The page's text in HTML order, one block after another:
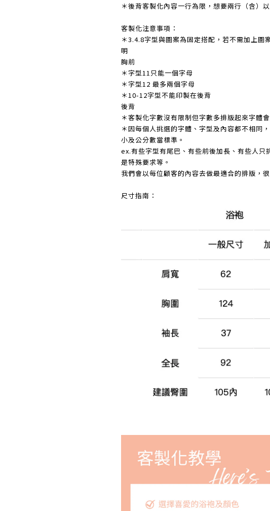
＊後背客製化內容一行為限，想要兩行（含）
客製化注意事項：
＊3.4.8字型與圖案為固定搭配，若不需加上圖
明
胸前
＊字型11只能一個字母
＊字型12 最多兩個字母
＊10-12字型不能印製在後背
後背
＊客製化字數沒有限制但字數多排版起來字體會
＊因每個人挑選的字體、字型及內容都不相同
小及公分數當標準。
ex.有些字型有尾巴、有些前後加長、有些人只
是特殊要求等。
我們會以每位顧客的內容去做最適合的排版，
尺寸指南：